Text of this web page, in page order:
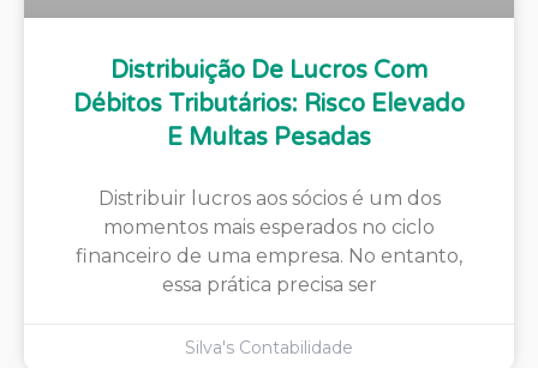
Distribuição De Lucros Com
Débitos Tributários: Risco Elevado
E Multas Pesadas
Distribuir lucros aos sócios é um dos
momentos mais esperados no ciclo
financeiro de uma empresa. No entanto,
essa prática precisa ser
Silva's Contabilidade